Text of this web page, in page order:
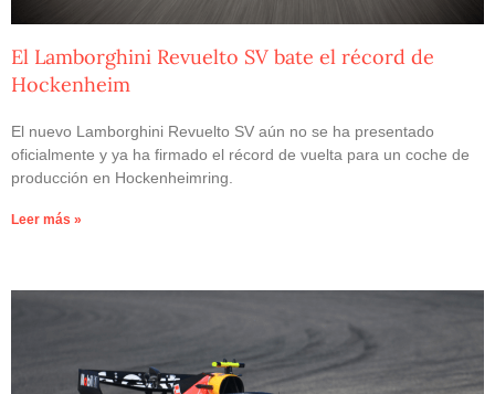
El Lamborghini Revuelto SV bate el récord de
Hockenheim
El nuevo Lamborghini Revuelto SV aún no se ha presentado
oficialmente y ya ha firmado el récord de vuelta para un coche de
producción en Hockenheimring.
Leer más »